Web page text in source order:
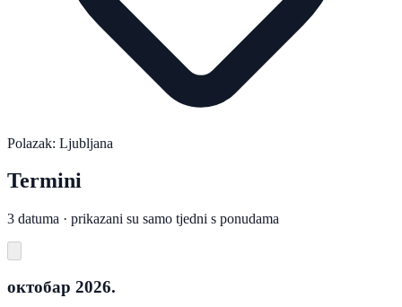
Polazak: Ljubljana
Termini
3 datuma · prikazani su samo tjedni s ponudama
октобар 2026.